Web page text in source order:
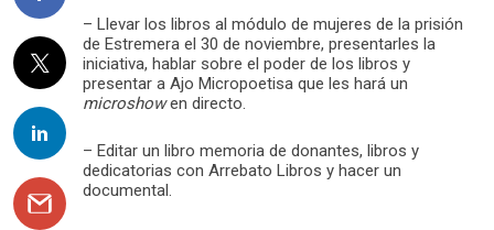
– Llevar los libros al módulo de mujeres de la prisión
de Estremera el 30 de noviembre, presentarles la
iniciativa, hablar sobre el poder de los libros y
presentar a Ajo Micropoetisa que les hará un
microshowen directo.
– Editar un libro memoria de donantes, libros y
dedicatorias con Arrebato Libros y hacer un
documental.